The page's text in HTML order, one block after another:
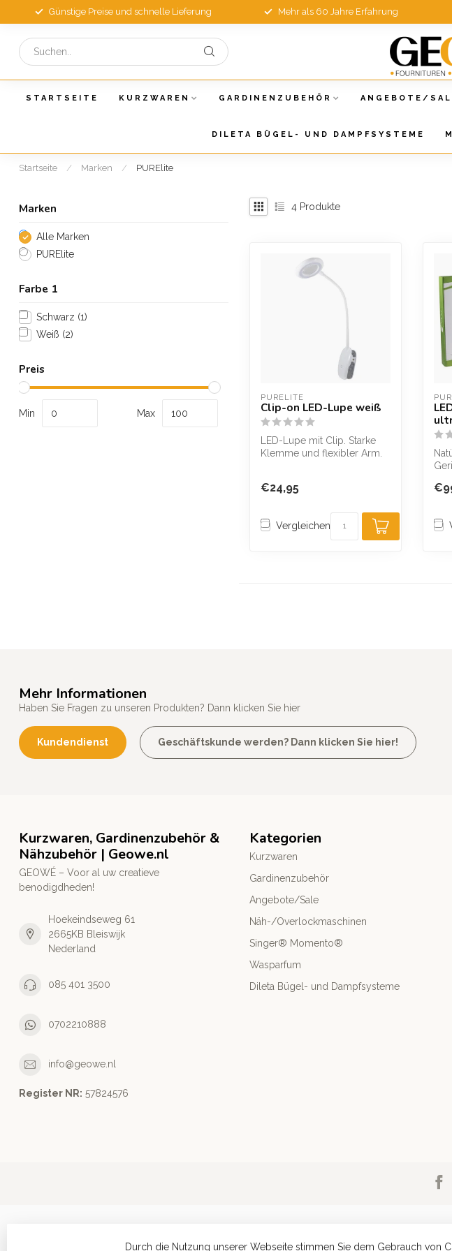
Günstige Preise und schnelle Lieferung Mehr als 60 Jahre Erfahrung
STARTSEITE KURZWAREN GARDINENZUBEHÖR ANGEBOTE/
DILETA BÜGEL- UND DAMPFSYSTEME
Startseite / Marken / PURElite
Marken
Alle Marken
PURElite
Farbe 1
Schwarz (1)
Weiß (2)
Preis
Min Max
4 Produkte
PURELITE
Clip-on LED-Lupe weiß
LED-Lupe mit Clip. Starke
Klemme und flexibler Arm.
€24,95
Vergleichen
Mehr Informationen
Haben Sie Fragen zu unseren Produkten? Dann klicken Sie hier
Kundendienst Geschäftskunde werden? Dann klicken Sie hier!
Kurzwaren, Gardinenzubehör &
Nähzubehör | Geowe.nl
GEOWÉ – Voor al uw creatieve
benodigdheden!
Hoekeindseweg 61
2665KB Bleiswijk
Nederland
085 401 3500
0702210888
info@geowe.nl
Register NR: ‭57824576‬
Kategorien
Kurzwaren
Gardinenzubehör
Angebote/Sale
Näh-/Overlockmaschinen
Singer® Momento®
Wasparfum
Dileta Bügel- und Dampfsysteme
Durch die Nutzung unserer Webseite stimmen Sie dem Gebrauch von